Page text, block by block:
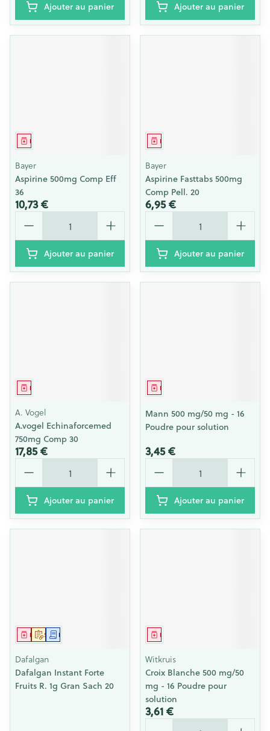
Ajouter au panier Ajouter au panier
Médicament
Bayer
Aspirine 500mg Comp Eff
36
10,73 €
Quantité
Ajouter au panier
Médicament
Bayer
Aspirine Fasttabs 500mg
Comp Pell. 20
6,95 €
Quantité
Ajouter au panier
Médicament
A. Vogel
A.vogel Echinaforcemed
750mg Comp 30
17,85 €
Quantité
Ajouter au panier
Médicament
Mann 500 mg/50 mg - 16
Poudre pour solution
3,45 €
Quantité
Ajouter au panier
Sur prescription
MédicamentDemande écrite
Dafalgan
Dafalgan Instant Forte
Fruits R. 1g Gran Sach 20
Médicament
Witkruis
Croix Blanche 500 mg/50
mg - 16 Poudre pour
solution
3,61 €
Quantité